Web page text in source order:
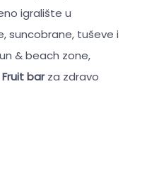
igralište u
suncobrane, tuševe i
& beach zone,
barza zdravo